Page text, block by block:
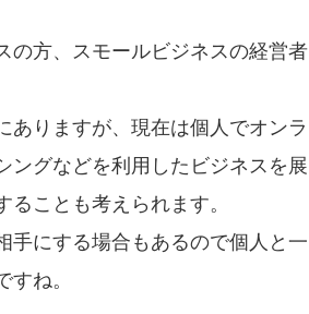
の方、スモールビジネスの経営者
ありますが、現在は個人でオンラ
ングなどを利用したビジネスを展
ことも考えられます。
手にする場合もあるので個人と一
ね。